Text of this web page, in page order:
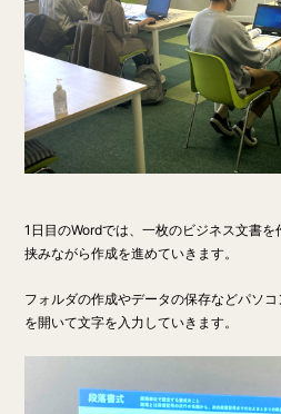
1日目のWordでは、一枚のビジネス文書
挟みながら作成を進めていきます。
フォルダの作成やデータの保存などパソ
を開いて文字を入力していきます。